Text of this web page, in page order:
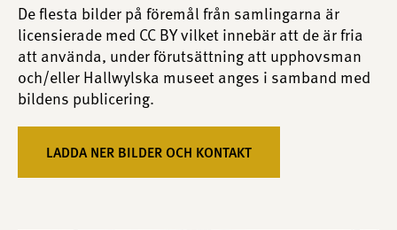
De flesta bilder på föremål från samlingarna är
licensierade med CC BY vilket innebär att de är fria
att använda, under förutsättning att upphovsman
och/eller Hallwylska museet anges i samband med
bildens publicering.
LADDA NER BILDER OCH KONTAKT